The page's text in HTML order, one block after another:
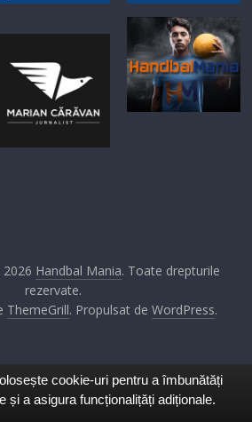
Handbal Mania. Toate drepturile
rezervate.
ThemeGrill. Propulsat de WordPress.
cookie-uri pentru a îmbunătăți
și a asigura funcționalițăți adiționale.